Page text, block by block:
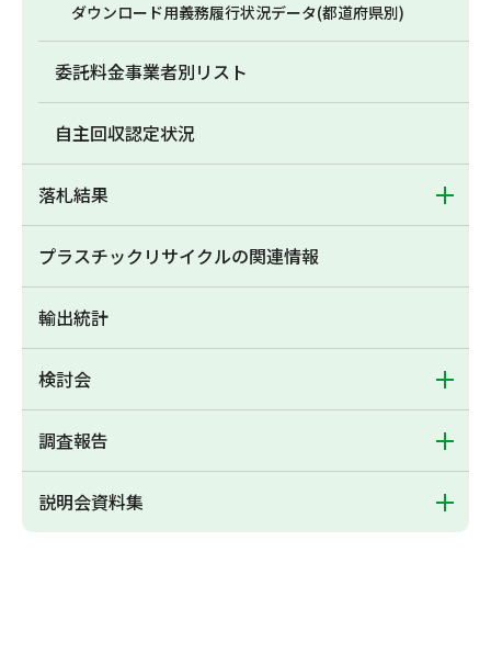
ダウンロード用義務履行状況データ(都道府県別)
委託料金事業者別リスト
自主回収認定状況
落札結果
プラスチックリサイクルの関連情報
輸出統計
検討会
調査報告
説明会資料集